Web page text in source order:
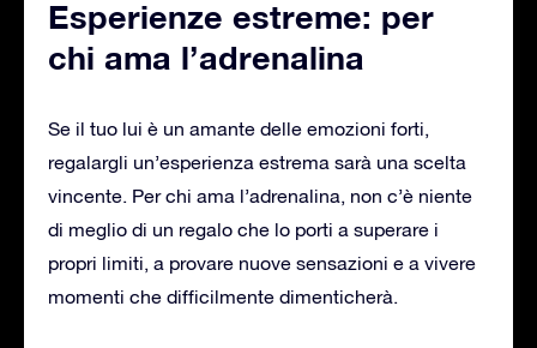
Esperienze estreme: per
chi ama l’adrenalina
Se il tuo lui è un amante delle emozioni forti,
regalargli un’esperienza estrema sarà una scelta
vincente. Per chi ama l’adrenalina, non c’è niente
di meglio di un regalo che lo porti a superare i
propri limiti, a provare nuove sensazioni e a vivere
momenti che difficilmente dimenticherà.